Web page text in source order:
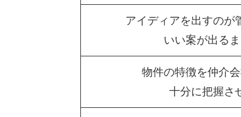
アイディアを出すのが
いい案が出る
物件の特徴を仲介
十分に把握さ